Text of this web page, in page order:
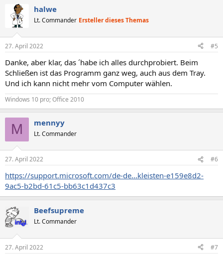
halwe
Lt. Commander Ersteller dieses Themas
27. April 2022 #5
Danke, aber klar, das ´habe ich alles durchprobiert. Beim
Schließen ist das Programm ganz weg, auch aus dem Tray.
Und ich kann nicht mehr vom Computer wählen.
Windows 10 pro; Office 2010
M mennyy
Lt. Commander
27. April 2022 #6
https://support.microsoft.com/de-de...kleisten-e159e8d2-
9ac5-b2bd-61c5-bb63c1d437c3
Beefsupreme
Lt. Commander
27. April 2022 #7